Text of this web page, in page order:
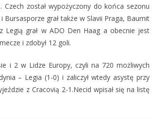
Czech został wypożyczony do końca sezonu
grał także w Slavii Praga, Baumit
Legią grał w ADO Den Haag a obecnie jest
i zdobył 12 goli.
i 2 w Lidze Europy, czyli na 720 możliwych
– Legia (1-0) i zaliczył wtedy asystę przy
z Cracovią 2-1.Necid wpisał się na listę